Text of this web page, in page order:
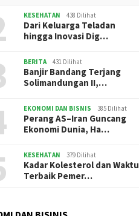
KESEHATAN 438 Dilihat
Dari Keluarga Teladan
hingga Inovasi Dig…
BERITA 431 Dilihat
Banjir Bandang Terjang
Solimandungan II,…
EKONOMI DAN BISNIS 385 Dilihat
Perang AS–Iran Guncang
Ekonomi Dunia, Ha…
KESEHATAN 379 Dilihat
Kadar Kolesterol dan Waktu
Terbaik Pemer…